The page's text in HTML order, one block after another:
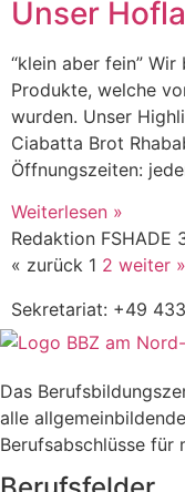
Unser
“klein aber fein”
Produkte, welche
wurden. Unser
Ciabatta Brot
Öffnungszeiten:
Weiterlesen »
Redaktion FSHADE
« zurück 1 2 weiter »
Sekretariat: +49
Das
alle
Berufsabschlüsse für